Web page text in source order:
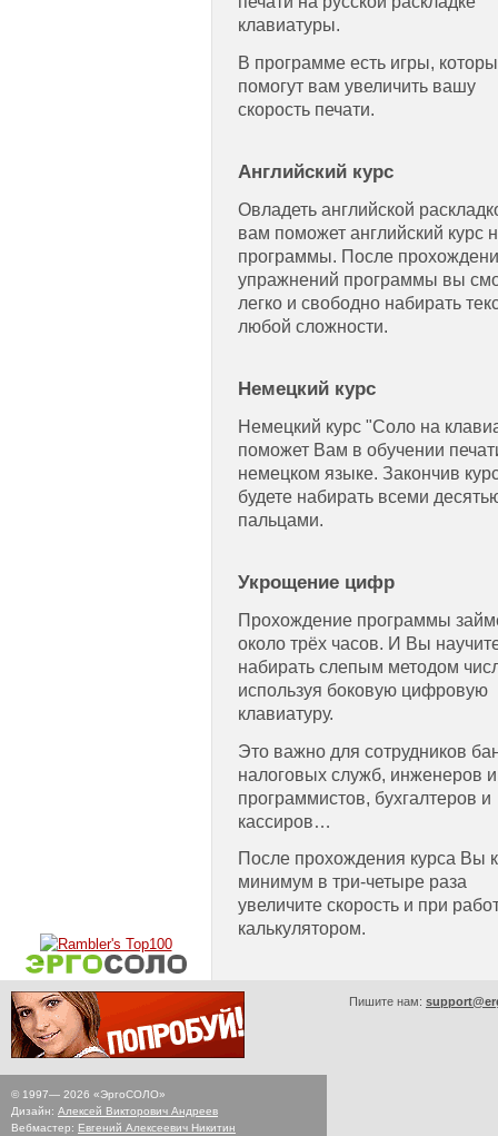
клавиатуры.
В программе есть игры,
помогут вам увеличить вашу
скорость печати.
Английский курс
Овладеть английской
вам поможет английский курс
программы. После
упражнений программы вы
легко и свободно набирать
любой сложности.
Немецкий курс
Немецкий курс "Соло на
поможет Вам в обучении
немецком языке. Закончив
будете набирать всеми
пальцами.
Укрощение цифр
Прохождение программы
около трёх часов. И Вы
набирать слепым методом
используя боковую цифровую
клавиатуру.
Это важно для сотрудников
налоговых служб, инженеров и
программистов, бухгалтеров и
кассиров…
После прохождения курса Вы
минимум в три-четыре раза
увеличите скорость и при
калькулятором.
© 1997— 2026 «ЭргоСОЛО»
Дизайн: Алексей Викторович Андреев
Вебмастер: Евгений Алексеевич Никитин
Пишите нам: